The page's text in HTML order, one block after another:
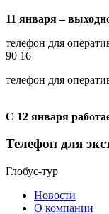
11 января –
телефон для
90 16
телефон для
С 12 января
Телефон для
Глобус-тур
Новости
О компании